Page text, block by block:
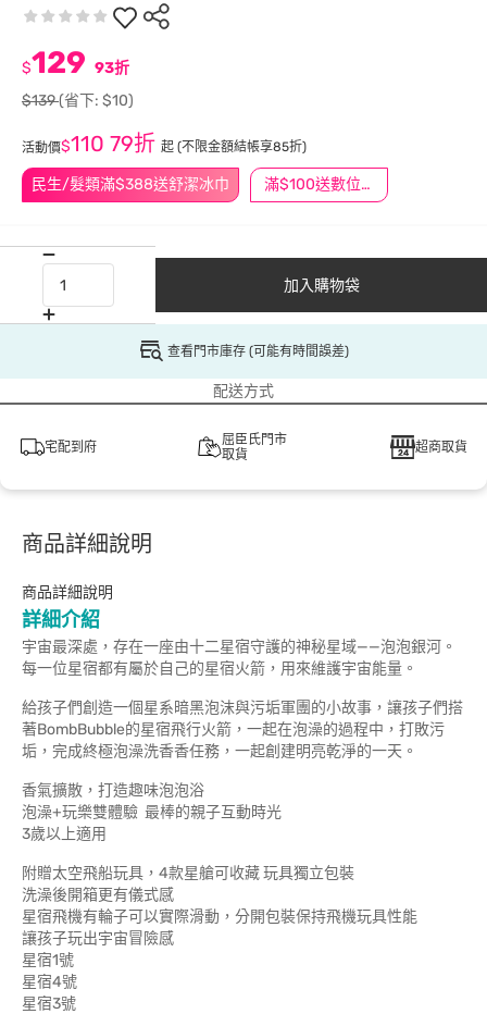
民生/髮類滿$388送舒潔冰巾 滿$100送數位印花
$129 93折
$139(省下: $10)
活動價$110 79折 起 (不限金額結帳享85折)
加入購物袋
查看門市庫存 (可能有時間誤差)
配送方式
宅配到府
屈臣氏門市
取貨
超商取貨
商品詳細說明
商品詳細說明
詳細介紹
宇宙最深處，存在一座由十二星宿守護的神秘星域——泡泡銀河。
每一位星宿都有屬於自己的星宿火箭，用來維護宇宙能量。
給孩子們創造一個星系暗黑泡沫與污垢軍團的小故事，讓孩子們搭
著BombBubble的星宿飛行火箭，一起在泡澡的過程中，打敗污
垢，完成終極泡澡洗香香任務，一起創建明亮乾淨的一天。
香氣擴散，打造趣味泡泡浴
泡澡+玩樂雙體驗 最棒的親子互動時光
3歲以上適用
附贈太空飛船玩具，4款星艙可收藏 玩具獨立包裝
洗澡後開箱更有儀式感
星宿飛機有輪子可以實際滑動，分開包裝保持飛機玩具性能
讓孩子玩出宇宙冒險感
星宿1號
星宿4號
星宿3號